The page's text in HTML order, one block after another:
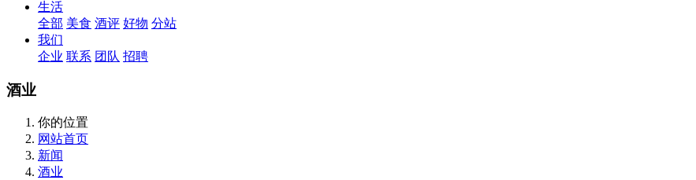
生活
全部 美食 酒评 好物 分站
我们
企业 联系 团队 招聘
酒业
你的位置
网站首页
新闻
酒业